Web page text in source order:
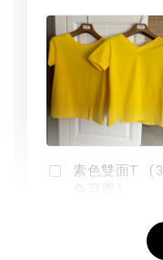
素色雙面T (3